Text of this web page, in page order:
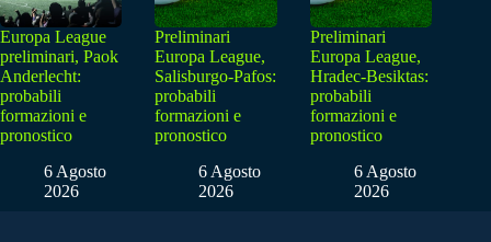
Europa League
preliminari, Paok
Anderlecht:
probabili
formazioni e
pronostico
6 Agosto
2026
Preliminari
Europa League,
Salisburgo-Pafos:
probabili
formazioni e
pronostico
6 Agosto
2026
Preliminari
Europa League,
Hradec-Besiktas:
probabili
formazioni e
pronostico
6 Agosto
2026